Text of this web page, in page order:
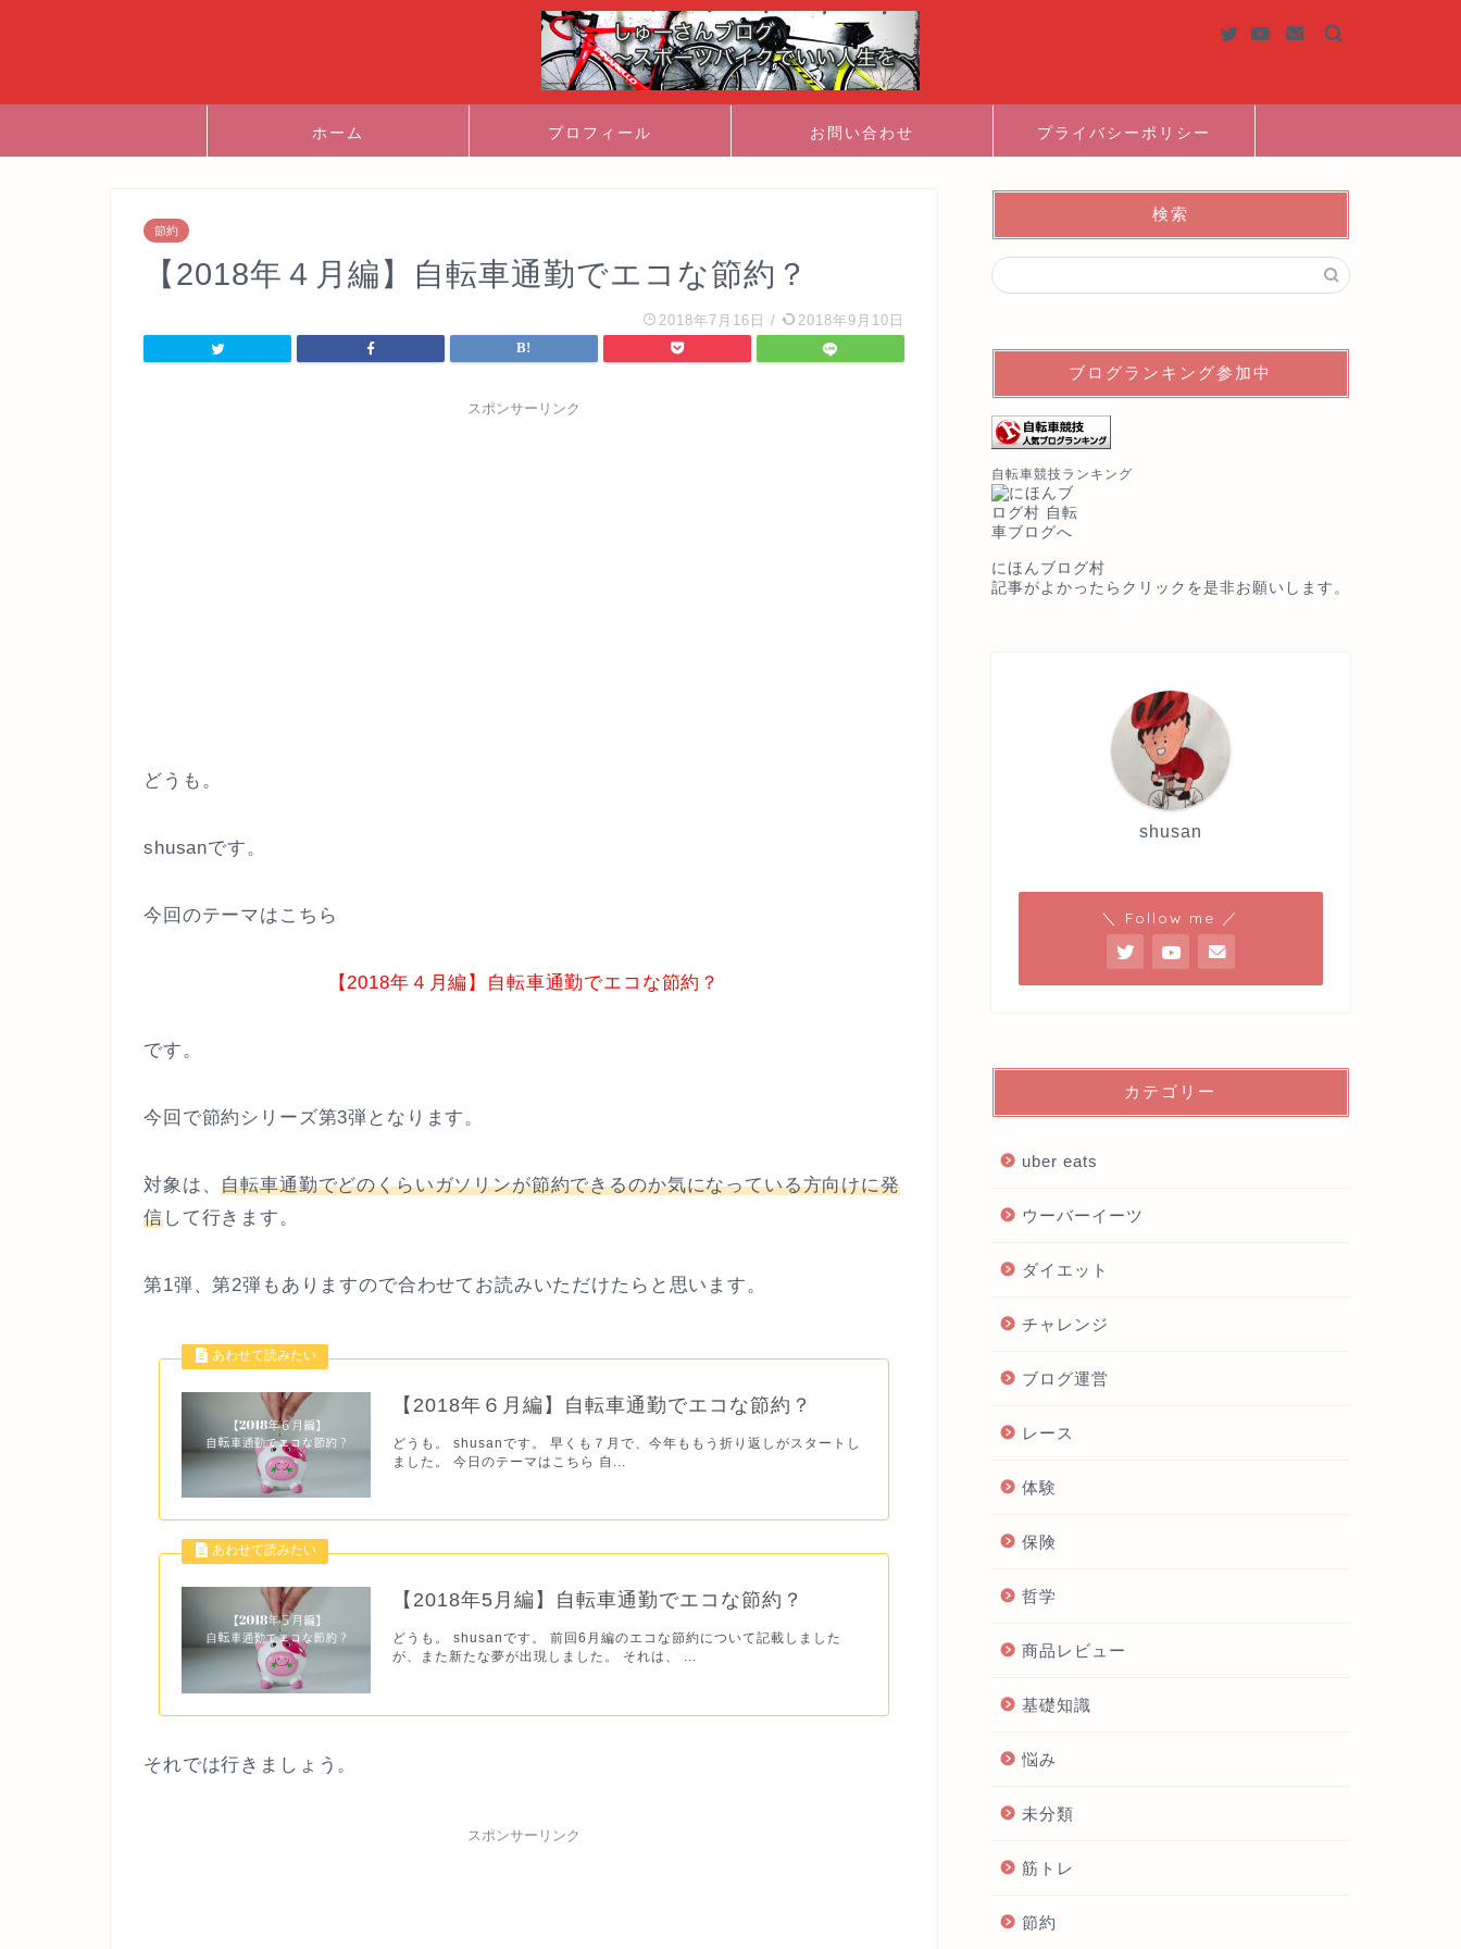
ホーム プロフィール お問い合わせ プライバシーポリシー
節約
【2018年４月編】自転車通勤でエコな節約？
2018年7月16日 / 2018年9月10日
スポンサーリンク
どうも。
shusanです。
今回のテーマはこちら
【2018年４月編】自転車通勤でエコな節約？
です。
今回で節約シリーズ第3弾となります。
対象は、自転車通勤でどのくらいガソリンが節約できるのか気になっている方向けに発
信して行きます。
第1弾、第2弾もありますので合わせてお読みいただけたらと思います。
【2018年６月編】自転車通勤でエコな節約？
どうも。 shusanです。 早くも７月で、今年ももう折り返しがスタートし
ました。 今日のテーマはこちら 自...
【2018年5月編】自転車通勤でエコな節約？
どうも。 shusanです。 前回6月編のエコな節約について記載しました
が、また新たな夢が出現しました。 それは、 ...
それでは行きましょう。
スポンサーリンク
検索
ブログランキング参加中
自転車競技ランキング
にほんブログ村
記事がよかったらクリックを是非お願いします。
shusan
＼ Follow me ／
カテゴリー
uber eats
ウーバーイーツ
ダイエット
チャレンジ
ブログ運営
レース
体験
保険
哲学
商品レビュー
基礎知識
悩み
未分類
筋トレ
節約